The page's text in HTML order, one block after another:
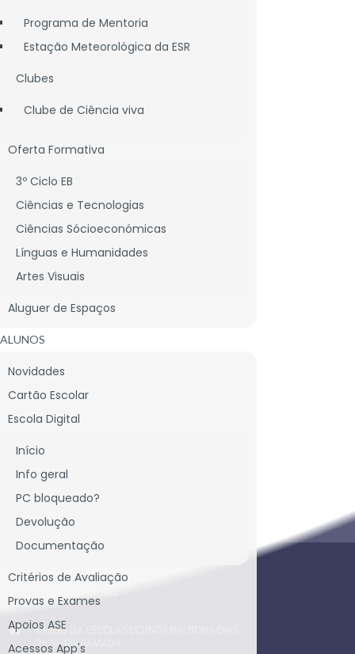
Programa de Mentoria
Estação Meteorológica da ESR
Clubes
Clube de Ciência viva
Oferta Formativa
3º Ciclo EB
Ciências e Tecnologias
Ciências Sócioeconómicas
Línguas e Humanidades
Artes Visuais
Aluguer de Espaços
ALUNOS
Novidades
Cartão Escolar
Escola Digital
Início
Info geral
PC bloqueado?
Devolução
Documentação
Critérios de Avaliação
Provas e Exames
Apoios ASE
Acessos App's
LARGO DA ESCOLA SECUNDÁRIA, BONS-DIAS
2620-439 RAMADA